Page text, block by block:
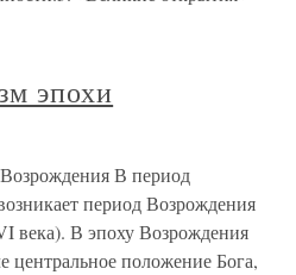
эпохи
В период
период Возрождения
века). В эпоху Возрождения
центральное положение Бога,